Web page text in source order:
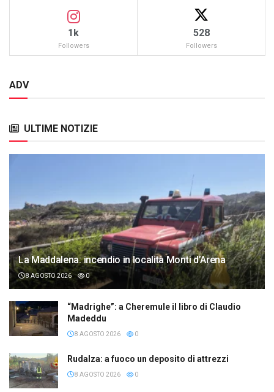
1k
Followers
528
Followers
ADV
ULTIME NOTIZIE
La Maddalena: incendio in località Monti d’Arena
8 AGOSTO 2026 0
“Madrighe”: a Cheremule il libro di Claudio
Madeddu
8 AGOSTO 2026 0
Rudalza: a fuoco un deposito di attrezzi
8 AGOSTO 2026 0